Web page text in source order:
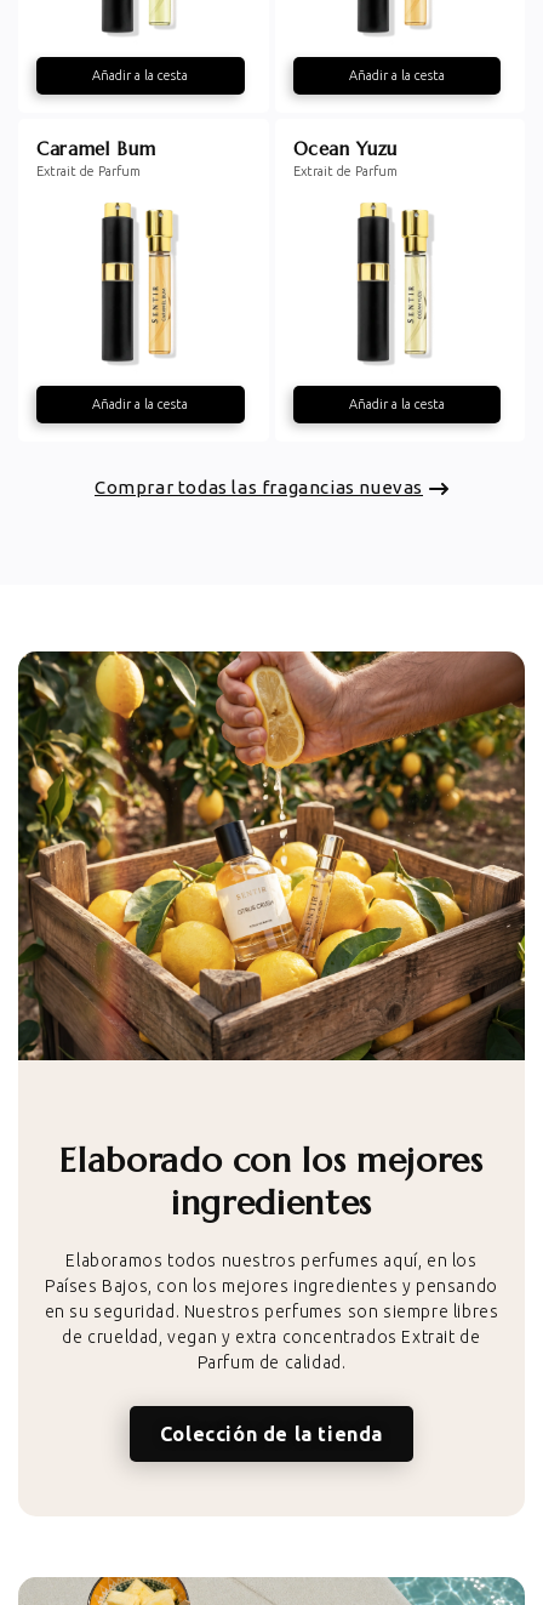
Añadir a la cesta Añadir a la cesta
Caramel Bum
Extrait de Parfum
Añadir a la cesta
Ocean Yuzu
Extrait de Parfum
Añadir a la cesta
Comprar todas las fragancias nuevas
Elaborado con los mejores
ingredientes
Elaboramos todos nuestros perfumes aquí, en los
Países Bajos, con los mejores ingredientes y pensando
en su seguridad. Nuestros perfumes son siempre libres
de crueldad, vegan y extra concentrados Extrait de
Parfum de calidad.
Colección de la tienda